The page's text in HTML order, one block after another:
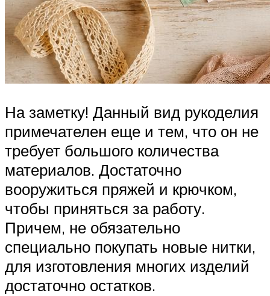
На заметку! Данный вид рукоделия
примечателен еще и тем, что он не
требует большого количества
материалов. Достаточно
вооружиться пряжей и крючком,
чтобы приняться за работу.
Причем, не обязательно
специально покупать новые нитки,
для изготовления многих изделий
достаточно остатков.